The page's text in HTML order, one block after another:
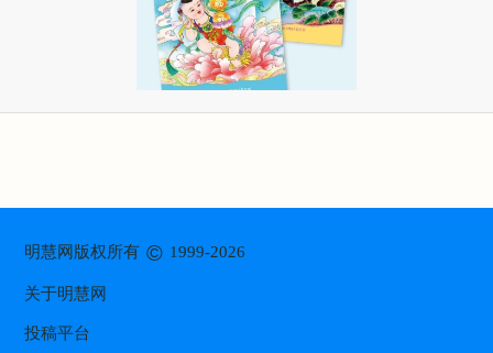
明慧网版权所有© 1999-2026
关于明慧网
投稿平台